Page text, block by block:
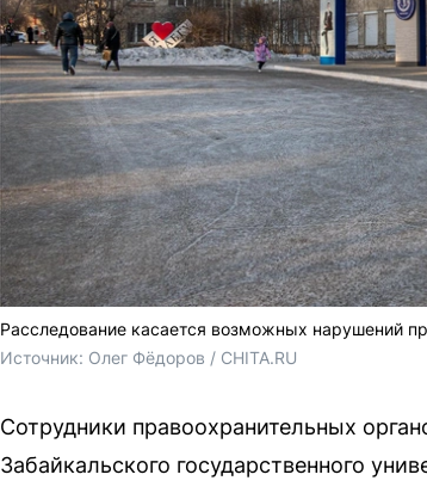
Расследование касается возможных нарушений
Источник: Олег Фёдоров / CHITA.RU
Сотрудники правоохранительных
Забайкальского государственного